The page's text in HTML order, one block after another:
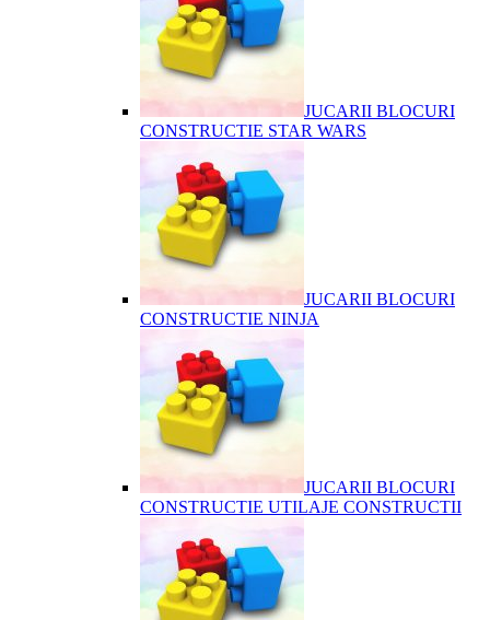
JUCARII BLOCURI
CONSTRUCTIE STAR WARS
JUCARII BLOCURI
CONSTRUCTIE NINJA
JUCARII BLOCURI
CONSTRUCTIE UTILAJE CONSTRUCTII